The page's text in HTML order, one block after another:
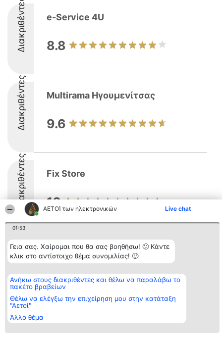
ΑΕΤΟΊ των ηλεκτρονικών Live chat
01:53
Γεια σας. Χαίρομαι που θα σας βοηθήσω! 🙂 Κάντε
κλικ στο αντίστοιχο θέμα συνομιλίας! 🙂
Ανήκω στους διακριθέντες και θέλω να παραλάβω το
πακέτο βραβείων
Θέλω να ελέγξω την επιχείρηση μου στην κατάταξη
"Αετοί"
Άλλο θέμα
Διακριθέντες e-Service 4U
8.8
Διακριθέντες Multirama Ηγουμενίτσας
9.6
Διακριθέντες Fix Store
10
Διοργανωτής της
κατάταξης
BEAUTIFUL COMPANY
ΤΗΛ. ΕΠΙΚΟΙΝΩΝΙΑΣ:
2104128019
aetoi@beautifulcompany.co
Κατάταξη
Διακριθέντες
Λίστα όλων
διακριθέντων
Όροι &
προϋποθέσεις
Επικοινωνία